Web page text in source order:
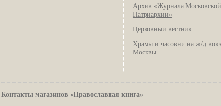
Архив «Журнала Московской
Патриархии»
Церковный вестник
Храмы и часовни на ж/д
Москвы
Контакты магазинов «Православная книга»